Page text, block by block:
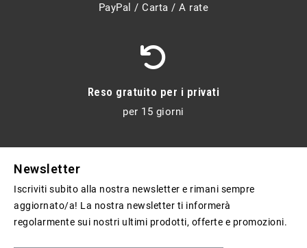
PayPal / Carta / A rate
Reso gratuito per i privati
per 15 giorni
Newsletter
Iscriviti subito alla nostra newsletter e rimani sempre
aggiornato/a! La nostra newsletter ti informerà
regolarmente sui nostri ultimi prodotti, offerte e promozioni.